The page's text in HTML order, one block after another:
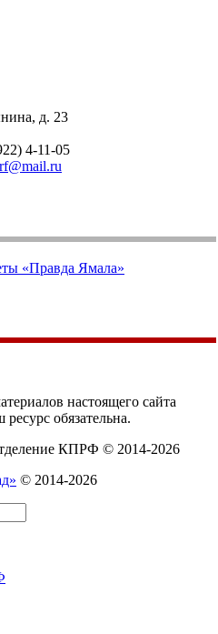
д. 23
4-11-05
«Правда Ямала»
настоящего сайта
обязательна.
КПРФ © 2014-2026
© 2014-2026